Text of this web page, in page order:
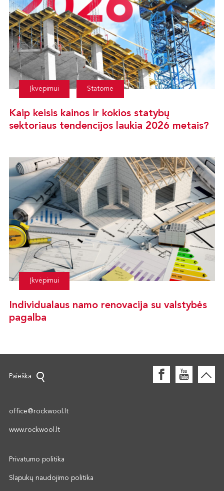
Įkvėpimui Statome
Kaip keisis kainos ir kokios statybų
sektoriaus tendencijos laukia 2026 metais?
Įkvėpimui
Individualaus namo renovacija su valstybės
pagalba
Paieška
office@rockwool.lt
www.rockwool.lt
Privatumo politika
Slapukų naudojimo politika